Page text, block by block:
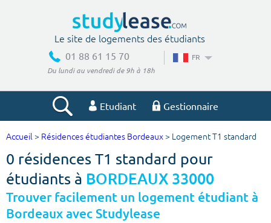
Le site de logements des étudiants
01 88 61 15 70
Du lundi au vendredi de 9h à 18h
FR
Etudiant Gestionnaire
Votre recherche
Ville, école
Accueil > Résidences étudiantes Bordeaux > Logement T1 standard
0 résidences T1 standard pour
étudiants à BORDEAUX 33000
Trouver facilement un logement étudiant à
Bordeaux avec Studylease